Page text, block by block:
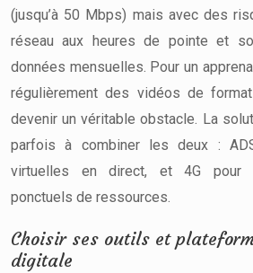
(jusqu’à 50 Mbps) mais avec des
réseau aux heures de pointe et
données mensuelles. Pour un
régulièrement des vidéos de
devenir un véritable obstacle. La
parfois à combiner les deux :
virtuelles en direct, et 4G pour
ponctuels de ressources.
Choisir ses outils et
digitale